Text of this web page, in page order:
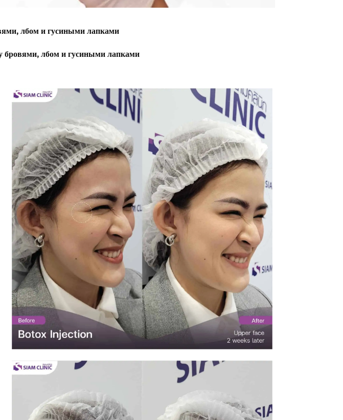
лбом и гусиными лапками
лбом и гусиными лапками